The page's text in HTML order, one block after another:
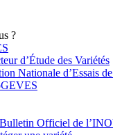
?
d’Étude des Variétés
Nationale d’Essais
Officiel de